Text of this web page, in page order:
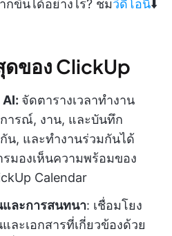
ขึ้นได้อย่างไร? ชมวิดีโอนี้⬇️
ของ ClickUp
จัดตารางเวลาทำงาน
ารณ์, งาน, และบันทึก
น, และทำงานร่วมกันได้
มองเห็นความพร้อมของ
Calendar
และการสนทนา: เชื่อมโยง
ละเอกสารที่เกี่ยวข้องด้วย